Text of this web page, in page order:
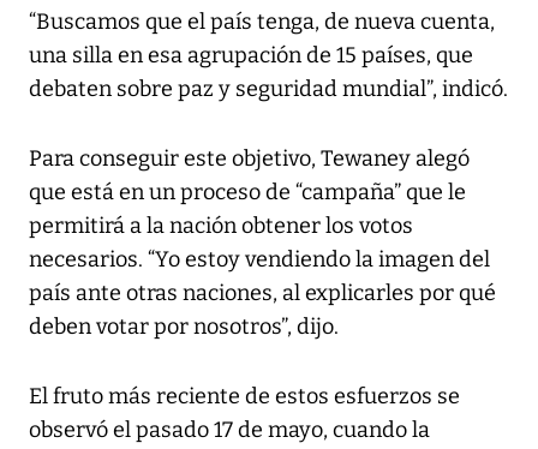
“Buscamos que el país tenga, de nueva cuenta,
una silla en esa agrupación de 15 países, que
debaten sobre paz y seguridad mundial”, indicó.
Para conseguir este objetivo, Tewaney alegó
que está en un proceso de “campaña” que le
permitirá a la nación obtener los votos
necesarios. “Yo estoy vendiendo la imagen del
país ante otras naciones, al explicarles por qué
deben votar por nosotros”, dijo.
El fruto más reciente de estos esfuerzos se
observó el pasado 17 de mayo, cuando la